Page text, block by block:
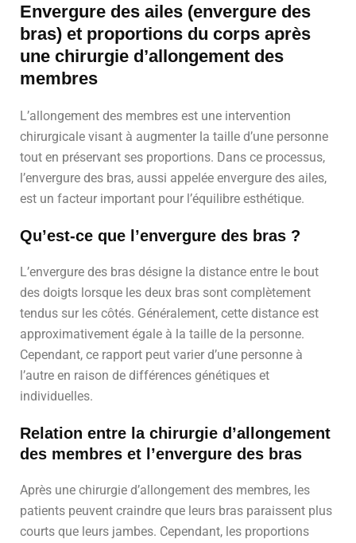
Envergure des ailes (envergure des
bras) et proportions du corps après
une chirurgie d’allongement des
membres
L’allongement des membres est une intervention
chirurgicale visant à augmenter la taille d’une personne
tout en préservant ses proportions. Dans ce processus,
l’envergure des bras, aussi appelée envergure des ailes,
est un facteur important pour l’équilibre esthétique.
Qu’est-ce que l’envergure des bras ?
L’envergure des bras désigne la distance entre le bout
des doigts lorsque les deux bras sont complètement
tendus sur les côtés. Généralement, cette distance est
approximativement égale à la taille de la personne.
Cependant, ce rapport peut varier d’une personne à
l’autre en raison de différences génétiques et
individuelles.
Relation entre la chirurgie d’allongement
des membres et l’envergure des bras
Après une chirurgie d’allongement des membres, les
patients peuvent craindre que leurs bras paraissent plus
courts que leurs jambes. Cependant, les proportions